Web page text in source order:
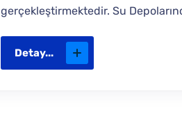
gerçekleştirmektedir. Su
Detay...